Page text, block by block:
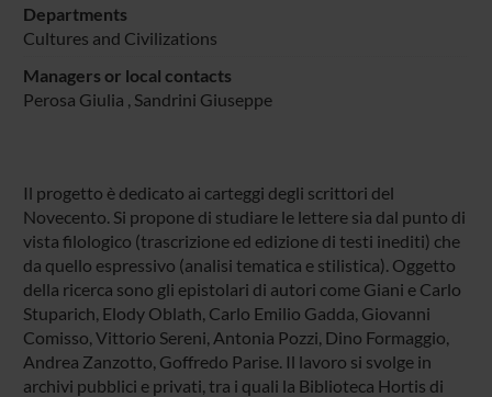
Departments
Cultures and Civilizations
Managers or local contacts
Perosa Giulia , Sandrini Giuseppe
Il progetto è dedicato ai carteggi degli scrittori del
Novecento. Si propone di studiare le lettere sia dal punto di
vista filologico (trascrizione ed edizione di testi inediti) che
da quello espressivo (analisi tematica e stilistica). Oggetto
della ricerca sono gli epistolari di autori come Giani e Carlo
Stuparich, Elody Oblath, Carlo Emilio Gadda, Giovanni
Comisso, Vittorio Sereni, Antonia Pozzi, Dino Formaggio,
Andrea Zanzotto, Goffredo Parise. Il lavoro si svolge in
archivi pubblici e privati, tra i quali la Biblioteca Hortis di